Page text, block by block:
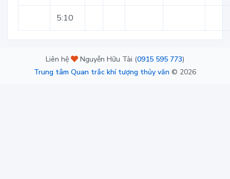
5:10
Liên hệ Nguyễn Hữu Tài (0915 595 773)
Trung tâm Quan trắc khí tượng thủy văn © 2026